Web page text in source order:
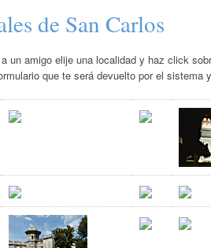
de San Carlos
un amigo elije una localidad y haz click
que te será devuelto por el sistema